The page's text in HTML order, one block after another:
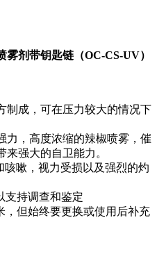
剂带钥匙链（OC-CS-UV）
制成，可在压力较大的情况下
力，高度浓缩的辣椒喷雾，催
强大的自卫能力。
咳嗽，视力受损以及强烈的灼
支持调查和鉴定
，但始终要更换或使用后补充